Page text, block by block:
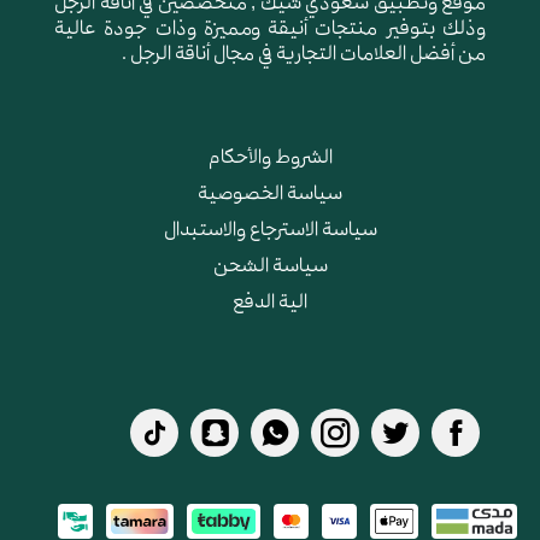
وذلك بتوفير منتجات أنيقة ومميزة وذات جودة عالية
من أفضل العلامات التجارية في مجال أناقة الرجل .
الشروط والأحكام
سياسة الخصوصية
سياسة الاسترجاع والاستبدال
سياسة الشحن
الية الدفع